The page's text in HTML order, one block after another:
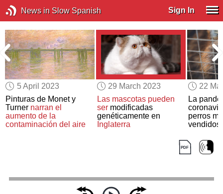
News in Slow Spanish Sign In
5 April 2023
Pinturas de Monet y
Turner narran el
aumento de la
contaminación del aire
29 March 2023
Las mascotas pueden
sermodificadas
genéticamente en
Inglaterra
22
La
perros
vendidos